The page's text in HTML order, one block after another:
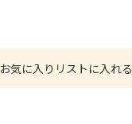
お気に入りリストに入れる